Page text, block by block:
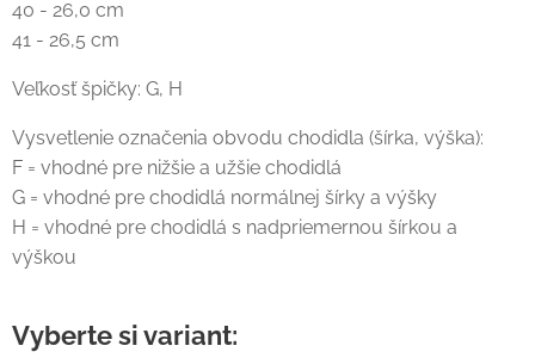
40 - 26,0 cm
41 - 26,5 cm
Veľkosť špičky: G, H
Vysvetlenie označenia obvodu chodidla (šírka, výška):
F = vhodné pre nižšie a užšie chodidlá
G = vhodné pre chodidlá normálnej šírky a výšky
H = vhodné pre chodidlá s nadpriemernou šírkou a
výškou
Vyberte si variant: